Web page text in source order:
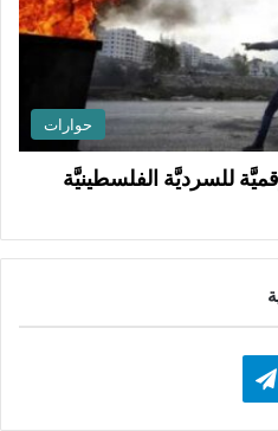
حوارات
للسرديَّة الفلسطينيَّة
ي